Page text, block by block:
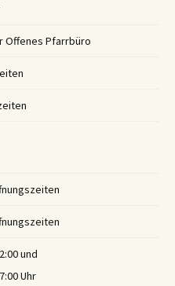
Offenes Pfarrbüro
und
Uhr